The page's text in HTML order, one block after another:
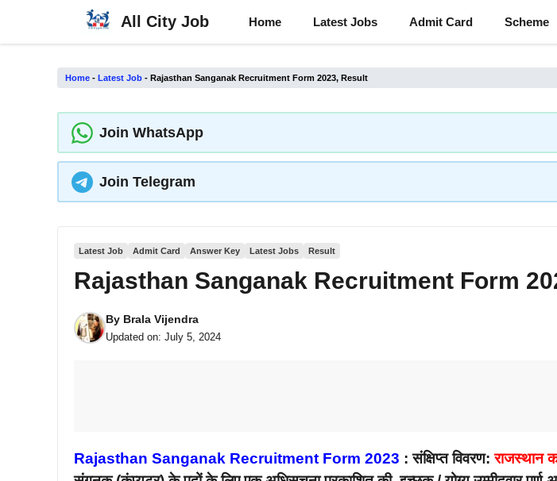
content
All City Job Home Latest Jobs Admit Card Scheme
Home - Latest Job - Rajasthan Sanganak Recruitment Form 2023, Result
Join WhatsApp
Join Telegram
Latest Job Admit Card Answer Key Latest Jobs Result
Rajasthan Sanganak Recruitment Form
By Brala Vijendra
Updated on: July 5, 2024
Rajasthan Sanganak Recruitment Form 2023 : संक्षिप्त विवरण:राजस्थान